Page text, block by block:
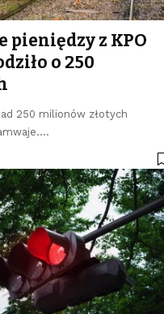
pieniędzy z KPO
o 250
250 milionów złotych